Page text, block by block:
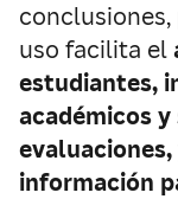
uso facilita el
estudiantes,
académicos
información